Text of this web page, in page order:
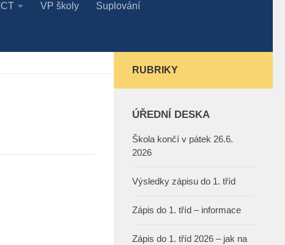
ICT VP školy Suplování
RUBRIKY
ÚŘEDNÍ DESKA
Škola končí v pátek 26.6.
2026
Výsledky zápisu do 1. tříd
Zápis do 1. tříd – informace
Zápis do 1. tříd 2026 – jak na